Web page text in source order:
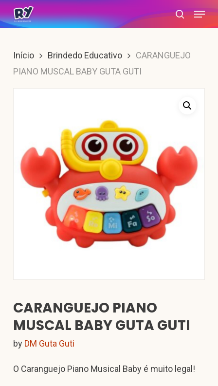
Skip
to
content
search
Menu
Início Brindedo Educativo
CARANGUEJO
PIANO MUSCAL BABY GUTA GUTI
CARANGUEJO PIANO
MUSCAL BABY GUTA GUTI
by DM Guta Guti
O Caranguejo Piano Musical Baby é muito legal!